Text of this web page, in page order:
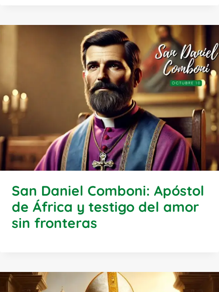
San Daniel Comboni: Apóstol
de África y testigo del amor
sin fronteras